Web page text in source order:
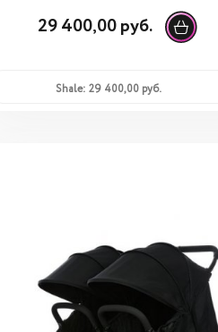
29 400,00 руб.
Shale: 29 400,00 руб.